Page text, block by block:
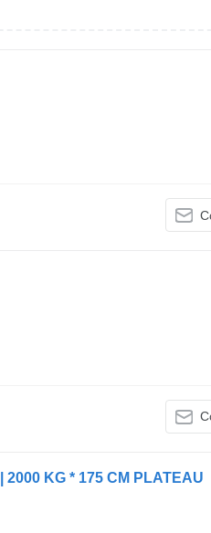
KG * 175 CM PLATEAU